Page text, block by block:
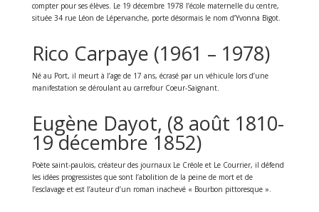
compter pour ses élèves. Le 19 décembre 1978 l’école maternelle du centre,
située 34 rue Léon de Lépervanche, porte désormais le nom d’Yvonna Bigot.
Rico Carpaye (1961 – 1978)
Né au Port, il meurt à l’age de 17 ans, écrasé par un véhicule lors d’une
manifestation se déroulant au carrefour Coeur-Saignant.
Eugène Dayot, (8 août 1810-
19 décembre 1852)
Poète saint-paulois, créateur des journaux Le Créole et Le Courrier, il défend
les idées progressistes que sont l’abolition de la peine de mort et de
l’esclavage et est l’auteur d’un roman inachevé « Bourbon pittoresque ».